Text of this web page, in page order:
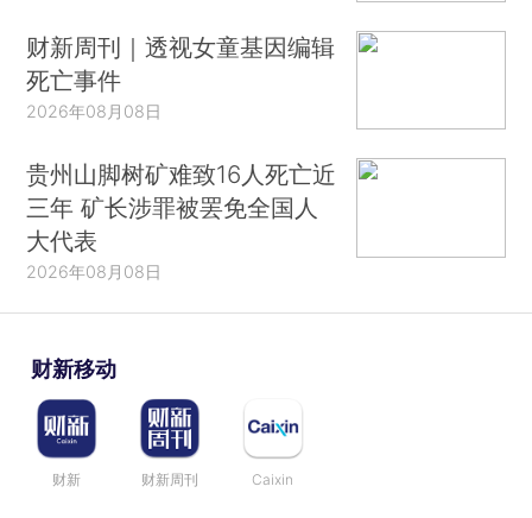
财新周刊｜透视女童基因编辑
死亡事件
2026年08月08日
贵州山脚树矿难致16人死亡近
三年 矿长涉罪被罢免全国人
大代表
2026年08月08日
财新移动
财新 财新周刊 Caixin